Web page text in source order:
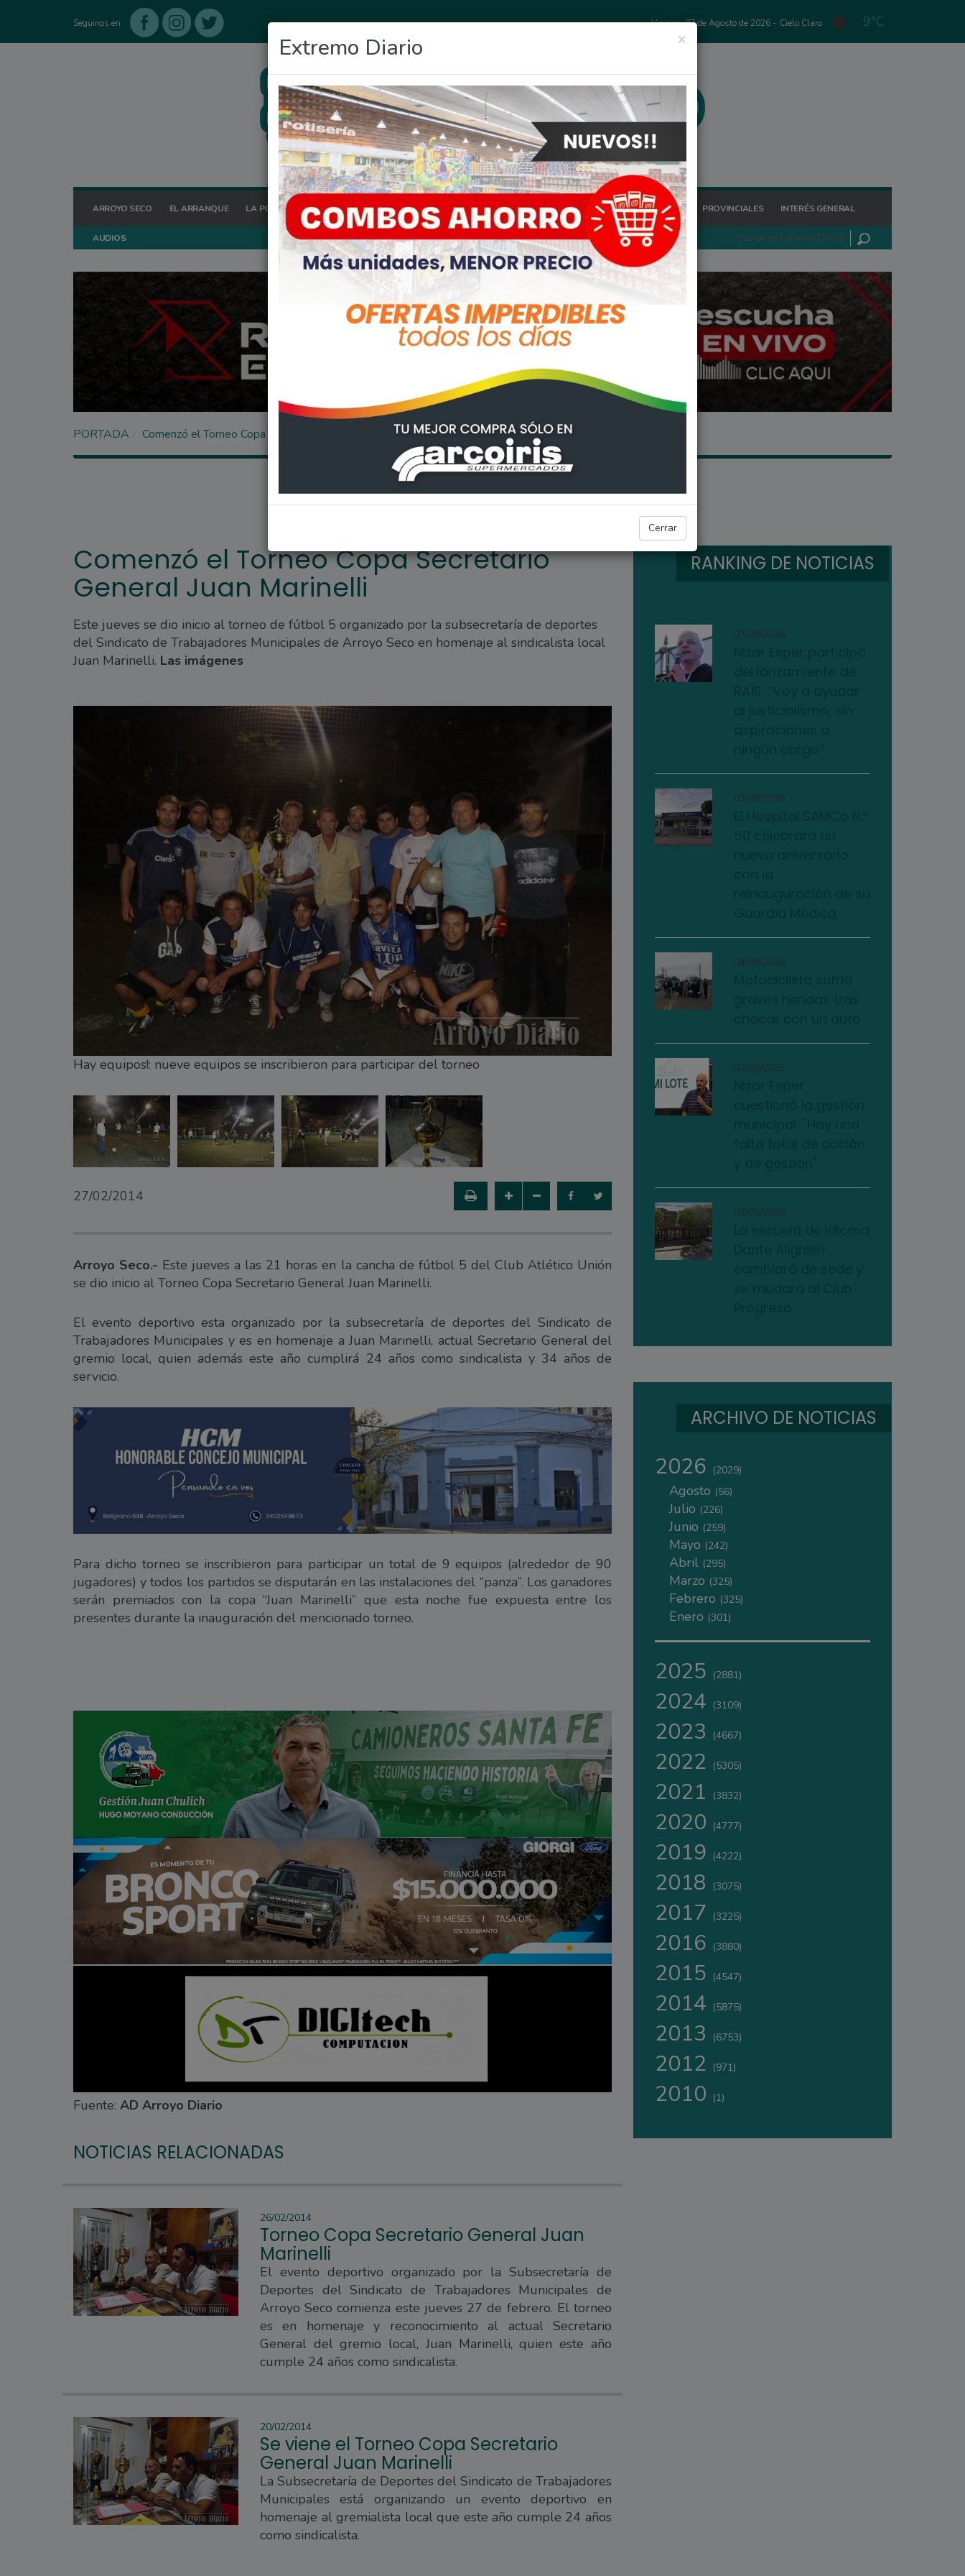
Seguinos en Viernes, 07 de Agosto de 2026 - Cielo Claro 9°C
ARROYO SECO EL ARRANQUE LA POSTA HOY OCIO DEPORTES FIGHIERA GENERAL LAGOS POLICIALES REGIONALES PROVINCIALES INTERÉS GENERAL
AUDIOS
×
Extremo Diario
Cerrar
PORTADA Comenzó el Torneo Copa Secretario General Juan Marinelli
ARROYO SECO
Comenzó el Torneo Copa Secretario
General Juan Marinelli
Este jueves se dio inicio al torneo de fútbol 5 organizado por la subsecretaría de deportes
del Sindicato de Trabajadores Municipales de Arroyo Seco en homenaje al sindicalista local
Juan Marinelli. Las imágenes
Hay equipos!: nueve equipos se inscribieron para participar del torneo
27/02/2014
Arroyo Seco.- Este jueves a las 21 horas en la cancha de fútbol 5 del Club Atlético Unión
se dio inicio al Torneo Copa Secretario General Juan Marinelli.
El evento deportivo esta organizado por la subsecretaría de deportes del Sindicato de
Trabajadores Municipales y es en homenaje a Juan Marinelli, actual Secretario General del
gremio local, quien además este año cumplirá 24 años como sindicalista y 34 años de
servicio.
Para dicho torneo se inscribieron para participar un total de 9 equipos (alrededor de 90
jugadores) y todos los partidos se disputarán en las instalaciones del “panza”. Los ganadores
serán premiados con la copa “Juan Marinelli” que esta noche fue expuesta entre los
presentes durante la inauguración del mencionado torneo.
Fuente: AD Arroyo Diario
NOTICIAS RELACIONADAS
26/02/2014
Torneo Copa Secretario General Juan
Marinelli
El evento deportivo organizado por la Subsecretaría de
Deportes del Sindicato de Trabajadores Municipales de
Arroyo Seco comienza este jueves 27 de febrero. El torneo
es en homenaje y reconocimiento al actual Secretario
General del gremio local, Juan Marinelli, quien este año
cumple 24 años como sindicalista.
20/02/2014
Se viene el Torneo Copa Secretario
General Juan Marinelli
La Subsecretaría de Deportes del Sindicato de Trabajadores
Municipales está organizando un evento deportivo en
homenaje al gremialista local que este año cumple 24 años
como sindicalista.
RANKING DE NOTICIAS
03/08/2026
03/08/2026
04/08/2026
03/08/2026
03/08/2026
ARCHIVO DE NOTICIAS
2026 (2029)
Agosto (56)
Julio (226)
Junio (259)
Mayo (242)
Abril (295)
Marzo (325)
Febrero (325)
Enero (301)
2025 (2881)
2024 (3109)
2023 (4667)
2022 (5305)
2021 (3832)
2020 (4777)
2019 (4222)
2018 (3075)
2017 (3225)
2016 (3880)
2015 (4547)
2014 (5875)
2013 (6753)
2012 (971)
2010 (1)